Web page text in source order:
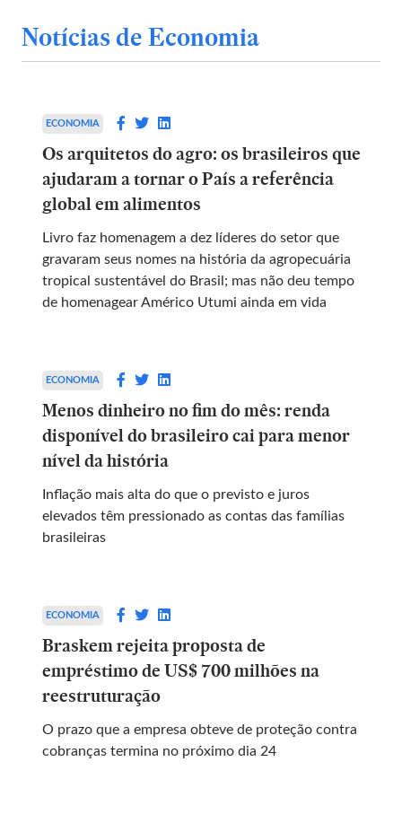
Notícias de Economia
ECONOMIA
Os arquitetos do agro: os brasileiros que
ajudaram a tornar o País a referência
global em alimentos
Livro faz homenagem a dez líderes do setor que
gravaram seus nomes na história da agropecuária
tropical sustentável do Brasil; mas não deu tempo
de homenagear Américo Utumi ainda em vida
ECONOMIA
Menos dinheiro no fim do mês: renda
disponível do brasileiro cai para menor
nível da história
Inflação mais alta do que o previsto e juros
elevados têm pressionado as contas das famílias
brasileiras
ECONOMIA
Braskem rejeita proposta de
empréstimo de US$ 700 milhões na
reestruturação
O prazo que a empresa obteve de proteção contra
cobranças termina no próximo dia 24